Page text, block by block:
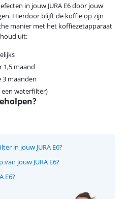
in jouw JURA E6 door jouw
Hierdoor blijft de koffie op zijn
manier met het koffiezetapparaat
uit:
1,5 maand
3 maanden
een waterfilter)
in jouw JURA E6?
jouw JURA E6?
E6?